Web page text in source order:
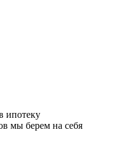
ипотеку
мы берем на себя